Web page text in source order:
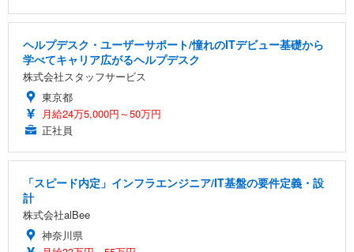
ヘルプデスク・ユーザーサポート/憧れのITデビュー基礎から
学べてキャリア広がるヘルプデスク
株式会社スタッフサービス
東京都
月給24万5,000円～50万円
正社員
「スピード内定」インフラエンジニア/IT基盤の要件定義・設
計
株式会社alBee
神奈川県